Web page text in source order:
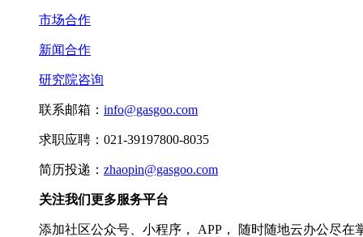
市场合作
新闻合作
研究院咨询
联系邮箱： info@gasgoo.com
求职应聘：021-39197800-8035
简历投递： zhaopin@gasgoo.com
关注我们更多服务平台
添加社区公众号、小程序， APP， 随时随地云办公尽在